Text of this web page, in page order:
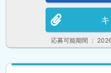
応募可能期間 ：